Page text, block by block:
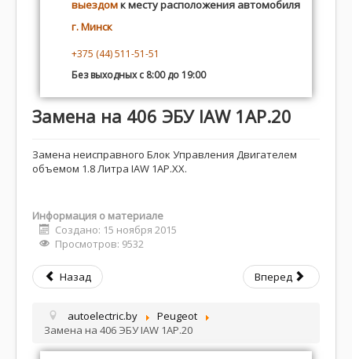
Распиновка
выездомк месту расположения автомобиля
г. Минск
+375 (44) 511-51-51
Без выходных с 8:00 до 19:00
Замена на 406 ЭБУ IAW 1AP.20
Замена неисправного Блок Управления Двигателем
объемом 1.8 Литра IAW 1AP.XX.
Информация о материале
Создано: 15 ноября 2015
Просмотров: 9532
Назад Вперед
autoelectric.by
Peugeot
Замена на 406 ЭБУ IAW 1AP.20